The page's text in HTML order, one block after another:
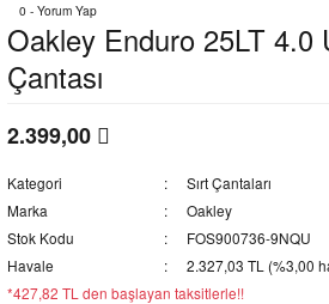
0 - Yorum Yap
Oakley Enduro 25LT 4.0
Çantası
2.399,00
Kategori
Sırt Çantaları
Marka
Oakley
Stok Kodu
FOS900736-9NQU
Havale
2.327,03 TL (%3,00
*427,82 TL den başlayan taksitlerle!!